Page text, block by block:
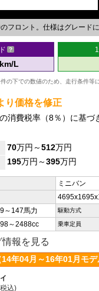
フロント。仕様はグレード
L
の下での数値のため、走行条件等
り価格を修正
消費税率（8％）に基づ
70万円～512万円
195万円～395万円
ミニバン
～147馬力 駆動方式
～2488cc 乗車定員
報を見る
年04月～16年01月モ
込)